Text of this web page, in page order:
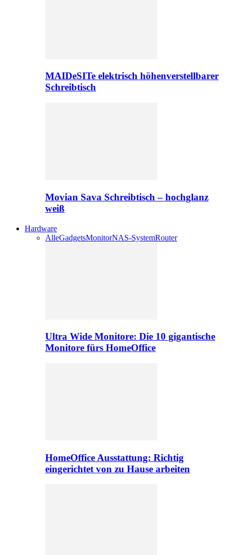
MAIDeSITe elektrisch höhenverstellbarer
Schreibtisch
Movian Sava Schreibtisch – hochglanz
weiß
Hardware
AlleGadgetsMonitorNAS-SystemRouter
Ultra Wide Monitore: Die 10 gigantische
Monitore fürs HomeOffice
HomeOffice Ausstattung: Richtig
eingerichtet von zu Hause arbeiten